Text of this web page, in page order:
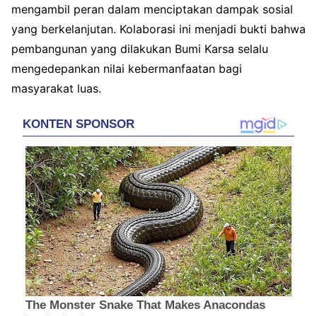
mengambil peran dalam menciptakan dampak sosial
yang berkelanjutan. Kolaborasi ini menjadi bukti bahwa
pembangunan yang dilakukan Bumi Karsa selalu
mengedepankan nilai kebermanfaatan bagi
masyarakat luas.